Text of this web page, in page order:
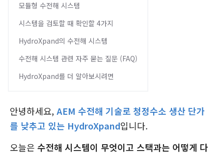
모듈형 수전해 시스템
시스템을 검토할 때 확인할 4가지
HydroXpand의 수전해 시스템
수전해 시스템 관련 자주 묻는 질문 (FAQ)
HydroXpand를 더 알아보시려면
안녕하세요, AEM 수전해 기술로 청정수소 생산 단가
를 낮추고 있는 HydroXpand입니다.
오늘은 수전해 시스템이 무엇이고 스택과는 어떻게 다